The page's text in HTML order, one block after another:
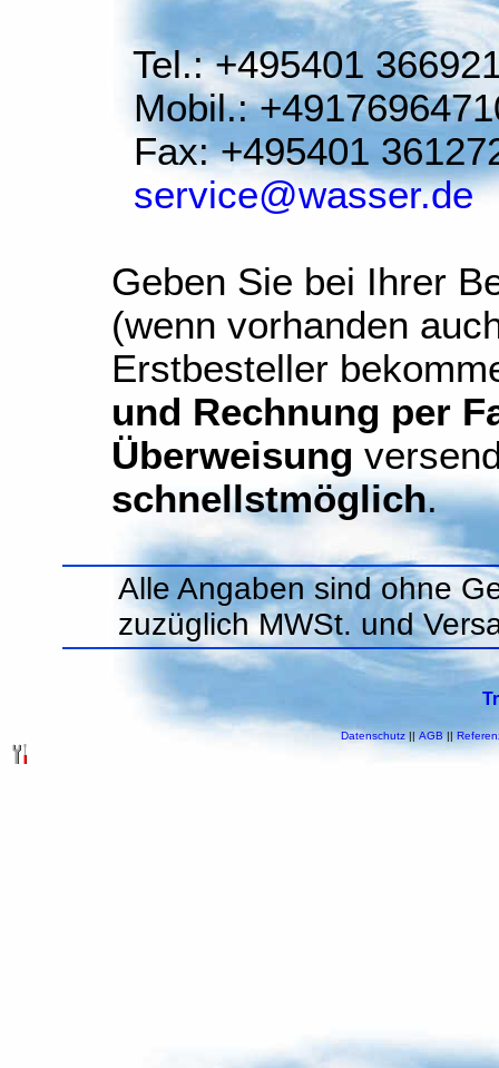
Tel.: +495401
Mobil.:
Fax: +495401
service@wasser.de
Geben Sie bei Ihrer
(wenn vorhanden
Erstbesteller
und Rechnung per
Überweisung
schnellstmöglich.
Alle Angaben sind ohne
zuzüglich MWSt. und
Datenschutz|| AGB||